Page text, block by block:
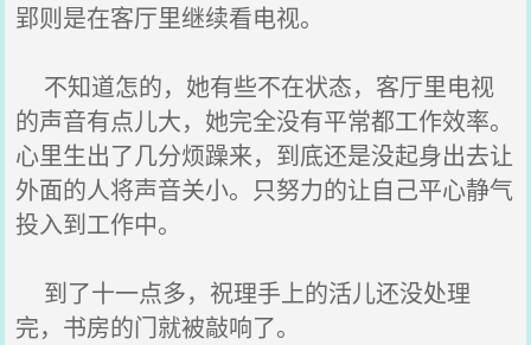
郢则是在客厅里继续看电视。
不知道怎的，她有些不在状态，客厅里电视
的声音有点儿大，她完全没有平常都工作效率。
心里生出了几分烦躁来，到底还是没起身出去让
外面的人将声音关小。只努力的让自己平心静气
投入到工作中。
到了十一点多，祝理手上的活儿还没处理
完，书房的门就被敲响了。